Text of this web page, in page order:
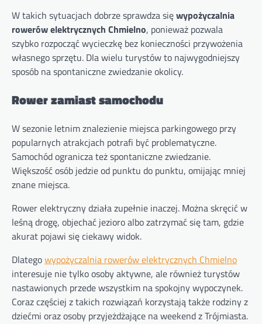
W takich sytuacjach dobrze sprawdza sięwypożyczalnia
rowerów elektrycznych Chmielno, ponieważ pozwala
szybko rozpocząć wycieczkę bez konieczności przywożenia
własnego sprzętu. Dla wielu turystów to najwygodniejszy
sposób na spontaniczne zwiedzanie okolicy.
Rower zamiast samochodu
W sezonie letnim znalezienie miejsca parkingowego przy
popularnych atrakcjach potrafi być problematyczne.
Samochód ogranicza też spontaniczne zwiedzanie.
Większość osób jedzie od punktu do punktu, omijając mniej
znane miejsca.
Rower elektryczny działa zupełnie inaczej. Można skręcić w
leśną drogę, objechać jezioro albo zatrzymać się tam, gdzie
akurat pojawi się ciekawy widok.
Dlategowypożyczalnia rowerów elektrycznych Chmielno
interesuje nie tylko osoby aktywne, ale również turystów
nastawionych przede wszystkim na spokojny wypoczynek.
Coraz częściej z takich rozwiązań korzystają także rodziny z
dziećmi oraz osoby przyjeżdżające na weekend z Trójmiasta.